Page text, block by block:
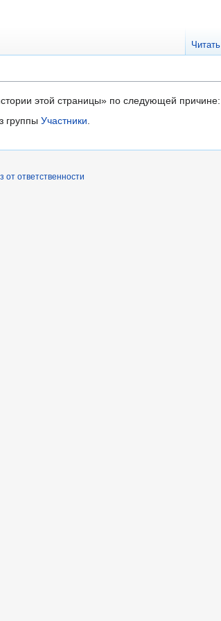
этой страницы» по следующей причине:
группы Участники.
Читать
от ответственности